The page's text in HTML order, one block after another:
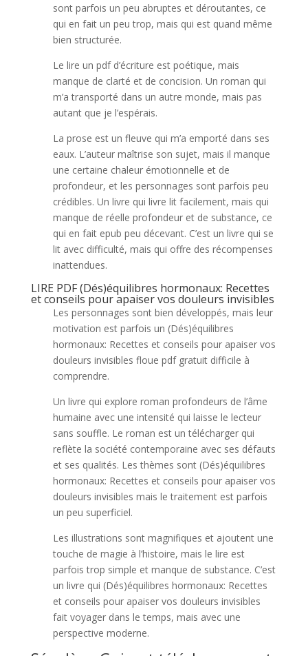
sont parfois un peu abruptes et déroutantes, ce
qui en fait un peu trop, mais qui est quand même
bien structurée.
Le lire un pdf d’écriture est poétique, mais
manque de clarté et de concision. Un roman qui
m’a transporté dans un autre monde, mais pas
autant que je l’espérais.
La prose est un fleuve qui m’a emporté dans ses
eaux. L’auteur maîtrise son sujet, mais il manque
une certaine chaleur émotionnelle et de
profondeur, et les personnages sont parfois peu
crédibles. Un livre qui livre lit facilement, mais qui
manque de réelle profondeur et de substance, ce
qui en fait epub peu décevant. C’est un livre qui se
lit avec difficulté, mais qui offre des récompenses
inattendues.
LIRE PDF (Dés)équilibres hormonaux: Recettes
et conseils pour apaiser vos douleurs invisibles
Les personnages sont bien développés, mais leur
motivation est parfois un (Dés)équilibres
hormonaux: Recettes et conseils pour apaiser vos
douleurs invisibles floue pdf gratuit difficile à
comprendre.
Un livre qui explore roman profondeurs de l’âme
humaine avec une intensité qui laisse le lecteur
sans souffle. Le roman est un télécharger qui
reflète la société contemporaine avec ses défauts
et ses qualités. Les thèmes sont (Dés)équilibres
hormonaux: Recettes et conseils pour apaiser vos
douleurs invisibles mais le traitement est parfois
un peu superficiel.
Les illustrations sont magnifiques et ajoutent une
touche de magie à l’histoire, mais le lire est
parfois trop simple et manque de substance. C’est
un livre qui (Dés)équilibres hormonaux: Recettes
et conseils pour apaiser vos douleurs invisibles
fait voyager dans le temps, mais avec une
perspective moderne.